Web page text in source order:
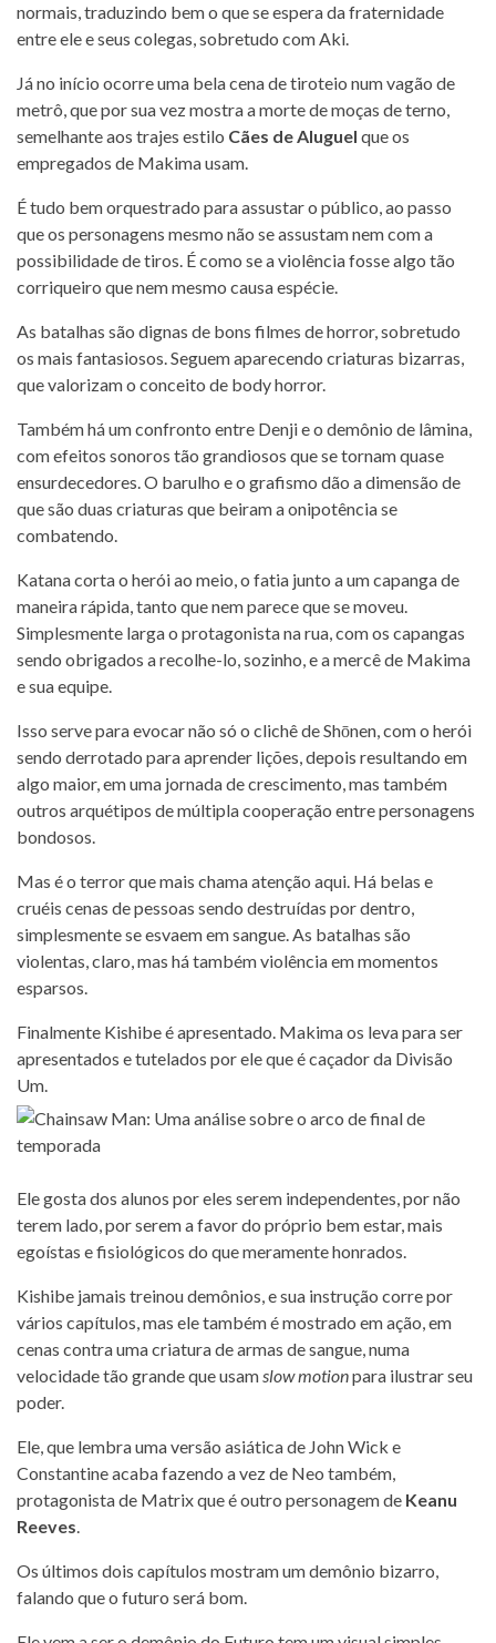
normais, traduzindo bem o que se espera da fraternidade
entre ele e seus colegas, sobretudo com Aki.
Já no início ocorre uma bela cena de tiroteio num vagão de
metrô, que por sua vez mostra a morte de moças de terno,
semelhante aos trajes estilo Cães de Aluguel que os
empregados de Makima usam.
É tudo bem orquestrado para assustar o público, ao passo
que os personagens mesmo não se assustam nem com a
possibilidade de tiros. É como se a violência fosse algo tão
corriqueiro que nem mesmo causa espécie.
As batalhas são dignas de bons filmes de horror, sobretudo
os mais fantasiosos. Seguem aparecendo criaturas bizarras,
que valorizam o conceito de body horror.
Também há um confronto entre Denji e o demônio de lâmina,
com efeitos sonoros tão grandiosos que se tornam quase
ensurdecedores. O barulho e o grafismo dão a dimensão de
que são duas criaturas que beiram a onipotência se
combatendo.
Katana corta o herói ao meio, o fatia junto a um capanga de
maneira rápida, tanto que nem parece que se moveu.
Simplesmente larga o protagonista na rua, com os capangas
sendo obrigados a recolhe-lo, sozinho, e a mercê de Makima
e sua equipe.
Isso serve para evocar não só o clichê de Shōnen, com o herói
sendo derrotado para aprender lições, depois resultando em
algo maior, em uma jornada de crescimento, mas também
outros arquétipos de múltipla cooperação entre personagens
bondosos.
Mas é o terror que mais chama atenção aqui. Há belas e
cruéis cenas de pessoas sendo destruídas por dentro,
simplesmente se esvaem em sangue. As batalhas são
violentas, claro, mas há também violência em momentos
esparsos.
Finalmente Kishibe é apresentado. Makima os leva para ser
apresentados e tutelados por ele que é caçador da Divisão
Um.
Ele gosta dos alunos por eles serem independentes, por não
terem lado, por serem a favor do próprio bem estar, mais
egoístas e fisiológicos do que meramente honrados.
Kishibe jamais treinou demônios, e sua instrução corre por
vários capítulos, mas ele também é mostrado em ação, em
cenas contra uma criatura de armas de sangue, numa
velocidade tão grande que usamslow motionpara ilustrar seu
poder.
Ele, que lembra uma versão asiática de John Wick e
Constantine acaba fazendo a vez de Neo também,
protagonista de Matrix que é outro personagem de Keanu
Reeves.
Os últimos dois capítulos mostram um demônio bizarro,
falando que o futuro será bom.